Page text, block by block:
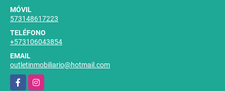
MÓVIL
573148617223
TELÉFONO
+573106043854
EMAIL
outletinmobiliario@hotmail.com
FacebookInstagram